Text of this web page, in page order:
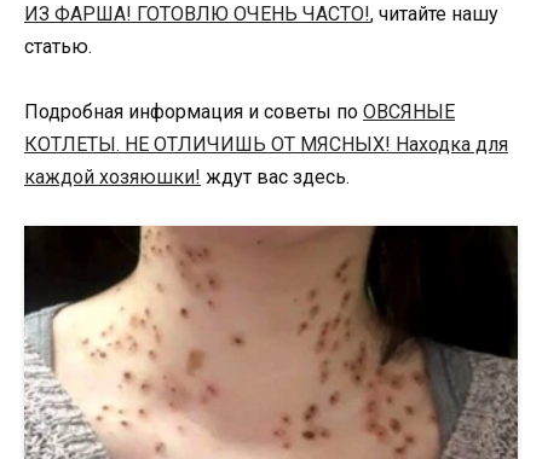
ИЗ ФАРША! ГОТОВЛЮ ОЧЕНЬ ЧАСТО!, читайте нашу
статью.
Подробная информация и советы по ОВСЯНЫЕ
КОТЛЕТЫ. НЕ ОТЛИЧИШЬ ОТ МЯСНЫХ! Находка для
каждой хозяюшки! ждут вас здесь.